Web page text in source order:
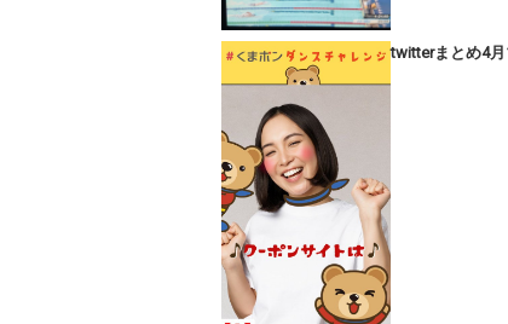
twitterまとめ4月